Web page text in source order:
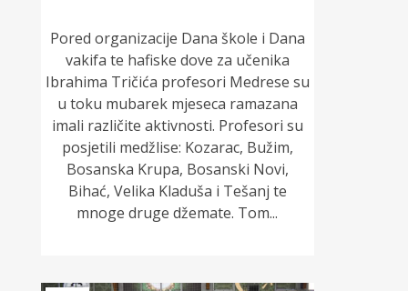
Pored organizacije Dana škole i Dana
vakifa te hafiske dove za učenika
Ibrahima Tričića profesori Medrese su
u toku mubarek mjeseca ramazana
imali različite aktivnosti. Profesori su
posjetili medžlise: Kozarac, Bužim,
Bosanska Krupa, Bosanski Novi,
Bihać, Velika Kladuša i Tešanj te
mnoge druge džemate. Tom...